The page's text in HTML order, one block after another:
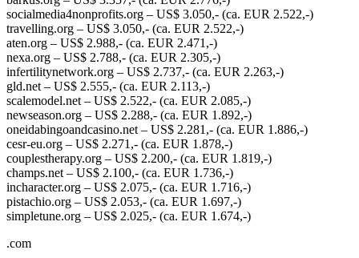
socialmedia4nonprofits.org​ – US$ 3.050​,- (ca. EUR 2.522,-)
travelling.org​ – US$ 3.050​,- (ca. EUR 2.522,-)
aten.org​ – US$ 2.988​,- (ca. EUR 2.471,-)
nexa.org​ – US$ 2.788​,- (ca. EUR 2.305,-)
infertilitynetwork.org​ – US$ 2.737​,- (ca. EUR 2.263,-)
gld.net​ – US$ 2.555​,- (ca. EUR 2.113,-)
scalemodel.net​ – US$ 2.522,- (ca. EUR 2.085,-)
newseason.org​ – US$ 2.288​,- (ca. EUR 1.892,-)
oneidabingoandcasino.net​ – US$ 2.281​,- (ca. EUR 1.886,-)
cesr-eu.org​ – US$ 2.271​,- (ca. EUR 1.878,-)
couplestherapy.org​ – US$ 2.200​,- (ca. EUR 1.819,-)
champs.net​ – US$ 2.100​,- (ca. EUR 1.736,-)
incharacter.org​ – US$ 2.075,- (ca. EUR 1.716,-)
pistachio.org​ – US$ 2.053​,- (ca. EUR 1.697,-)
simpletune.org​ – US$ 2.025​,- (ca. EUR 1.674,-)
.com